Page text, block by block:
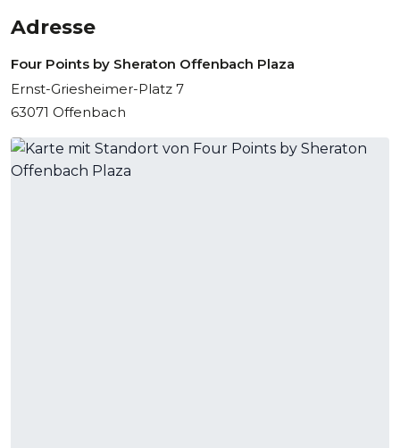
Neben professionellen Tagungsmöglichkeiten bietet das
Four Points by Sheraton Offenbach Plazastilvolle
Übernachtungsmöglichkeiten, gehobene Gastronomie und
zahlreiche Rückzugsorte – von der Lobby bis zur
Außenterrasse mit Blick in den Park. So wird jede
Veranstaltung zur rundum gelungenen Erfahrung.
Adresse
Four Points by Sheraton Offenbach Plaza
Ernst-Griesheimer-Platz 7
63071 Offenbach